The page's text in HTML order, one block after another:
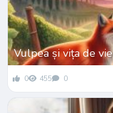
Vulpea și vița de vie
0 455 0